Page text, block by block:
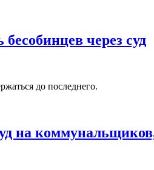
через суд
до последнего.
на